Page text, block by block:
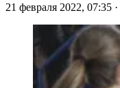
21 февраля 2022, 07:35 ·